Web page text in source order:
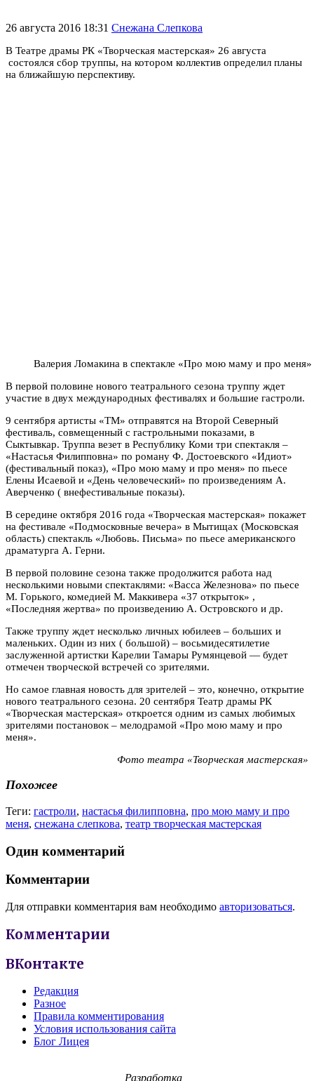
26 августа 2016 18:31 Снежана Слепкова
В Театре драмы РК «Творческая мастерская» 26 августа
состоялся сбор труппы, на котором коллектив определил планы
на ближайшую перспективу.
Валерия Ломакина в спектакле «Про мою маму и про меня»
В первой половине нового театрального сезона труппу ждет
участие в двух международных фестивалях и большие гастроли.
9 сентября артисты «ТМ» отправятся на Второй Северный
фестиваль, совмещенный с гастрольными показами, в
Сыктывкар. Труппа везет в Республику Коми три спектакля –
«Настасья Филипповна» по роману Ф. Достоевского «Идиот»
(фестивальный показ), «Про мою маму и про меня» по пьесе
Елены Исаевой и «День человеческий» по произведениям А.
Аверченко ( внефестивальные показы).
В середине октября 2016 года «Творческая мастерская» покажет
на фестивале «Подмосковные вечера» в Мытищах (Московская
область) спектакль «Любовь. Письма» по пьесе американского
драматурга А. Герни.
В первой половине сезона также продолжится работа над
несколькими новыми спектаклями: «Васса Железнова» по пьесе
М. Горького, комедией М. Маккивера «37 открыток» ,
«Последняя жертва» по произведению А. Островского и др.
Также труппу ждет несколько личных юбилеев – больших и
маленьких. Один из них ( большой) – восьмидесятилетие
заслуженной артистки Карелии Тамары Румянцевой — будет
отмечен творческой встречей со зрителями.
Но самое главная новость для зрителей – это, конечно, открытие
нового театрального сезона. 20 сентября Театр драмы РК
«Творческая мастерская» откроется одним из самых любимых
зрителями постановок – мелодрамой «Про мою маму и про
меня».
Фото театра «Творческая мастерская»
Похожее
Теги: гастроли, настасья филипповна, про мою маму и про
меня, снежана слепкова, театр творческая мастерская
Один комментарий
Комментарии
Для отправки комментария вам необходимо авторизоваться.
Комментарии
ВКонтакте
Редакция
Разное
Правила комментирования
Условия использования сайта
Блог Лицея
Разработка